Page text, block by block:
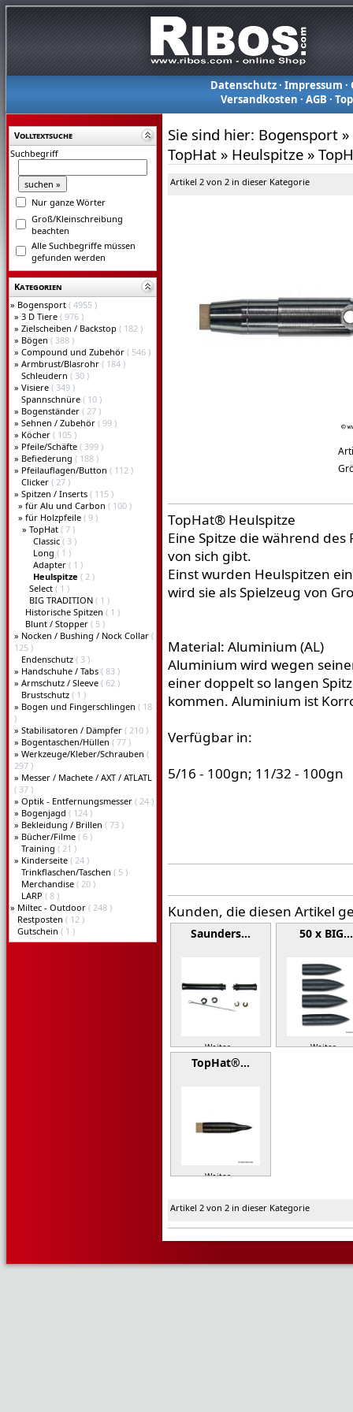
Datenschutz· Impressum ·
Versandkosten ·AGB ·
Volltextsuche
Suchbegriff
Nur ganze Wörter
Groß/Kleinschreibung
beachten
Alle Suchbegriffe müssen
gefunden werden
Kategorien
» Bogensport ( 4955 )
» 3 D Tiere ( 976 )
» Zielscheiben / Backstop ( 182 )
» Bögen ( 388 )
» Compound und Zubehör ( 546 )
» Armbrust/Blasrohr ( 184 )
Schleudern ( 30 )
» Visiere ( 349 )
Spannschnüre ( 10 )
» Bogenständer ( 27 )
» Sehnen / Zubehör ( 99 )
» Köcher ( 105 )
» Pfeile/Schäfte ( 399 )
» Befiederung ( 188 )
» Pfeilauflagen/Button ( 112 )
Clicker ( 27 )
» Spitzen / Inserts ( 115 )
» für Alu und Carbon ( 100 )
» für Holzpfeile ( 9 )
» TopHat ( 7 )
Classic ( 3 )
Long ( 1 )
Adapter ( 1 )
Heulspitze ( 2 )
Select ( 1 )
BIG TRADITION ( 1 )
Historische Spitzen ( 1 )
Blunt / Stopper ( 5 )
» Nocken / Bushing / Nock Collar (
125 )
Endenschutz ( 3 )
» Handschuhe / Tabs ( 83 )
» Armschutz / Sleeve ( 62 )
Brustschutz ( 1 )
» Bogen und Fingerschlingen ( 18
)
» Stabilisatoren / Dämpfer ( 210 )
» Bogentaschen/Hüllen ( 77 )
» Werkzeuge/Kleber/Schrauben (
297 )
» Messer / Machete / AXT / ATLATL
( 37 )
» Optik - Entfernungsmesser ( 24 )
» Bogenjagd ( 124 )
» Bekleidung / Brillen ( 73 )
» Bücher/Filme ( 6 )
Training ( 21 )
» Kinderseite ( 24 )
Trinkflaschen/Taschen ( 5 )
Merchandise ( 20 )
LARP ( 8 )
» Miltec - Outdoor ( 248 )
Restposten ( 12 )
Gutschein ( 1 )
Sie sind hier: Bogensport »
TopHat » Heulspitze »
Artikel 2 von 2 in dieser Kategorie
TopHat® Heulspitze
Eine Spitze die während
von sich gibt.
Einst wurden Heulspitzen
wird sie als Spielzeug von
Material: Aluminium (AL)
Aluminium wird wegen
einer doppelt so langen
kommen. Aluminium ist
Verfügbar in:
5/16 - 100gn; 11/32 - 100gn
Kunden, die diesen Artikel
Saunders…
Weiter »
50 x BIG…
Weiter »
TopHat®…
Weiter »
Artikel 2 von 2 in dieser Kategorie